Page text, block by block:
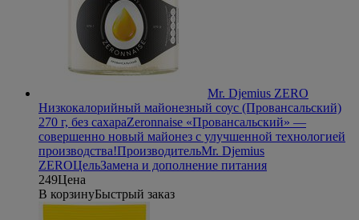
Mr. Djemius ZERO
Низкокалорийный майонезный соус (Провансальский)
270 г, без сахараZeronnaise «Провансальский» —
совершенно новый майонез с улучшенной технологией
производства!ПроизводительMr. Djemius
ZEROЦельЗамена и дополнение питания
249Цена
В корзинуБыстрый заказ